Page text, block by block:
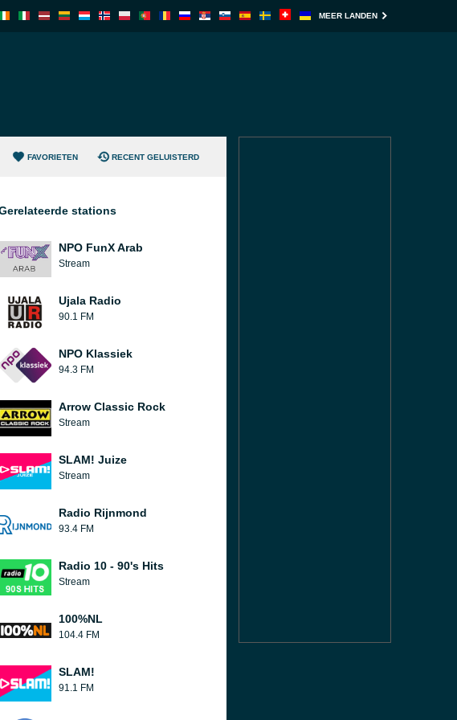
MEER LANDEN
FAVORIETEN RECENT GELUISTERD
stations
NPO FunX Arab
Stream
Ujala Radio
90.1 FM
NPO Klassiek
94.3 FM
Arrow Classic Rock
Stream
SLAM! Juize
Stream
Radio Rijnmond
93.4 FM
Radio 10 - 90's Hits
Stream
100%NL
104.4 FM
SLAM!
91.1 FM